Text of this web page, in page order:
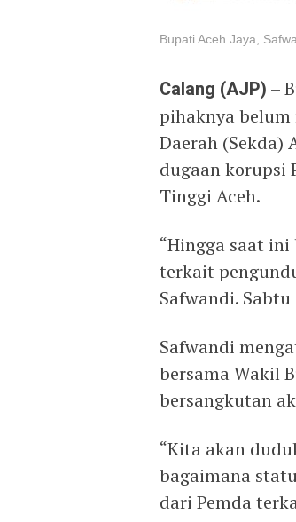
Bupati Aceh Jaya,
Calang (AJP) –
pihaknya
Daerah (Sekda)
dugaan korupsi
Tinggi Aceh.
“Hingga saat
terkait
Safwandi.
Safwandi
bersama Wakil
bersangkutan
“Kita akan
bagaimana
dari Pemda